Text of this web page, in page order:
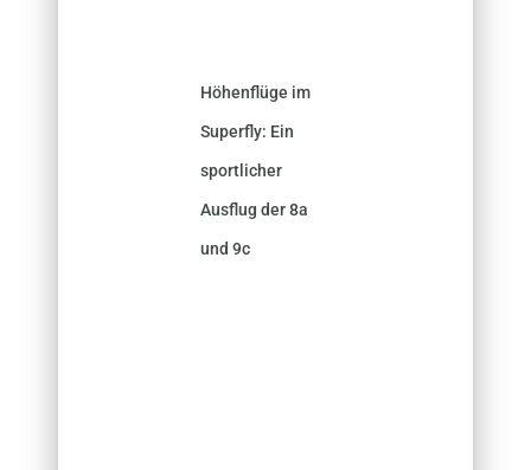
Höhenflüge im
Superfly: Ein
sportlicher
Ausflug der 8a
und 9c